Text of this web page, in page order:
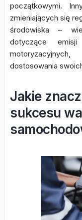
początkowymi.
zmieniających się
środowiska –
dotyczące
dostosowania
Jakie
sukcesu